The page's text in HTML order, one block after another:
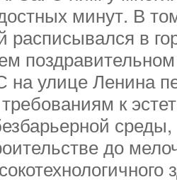
минут. В
расписывался в
улице Ленина
к
до